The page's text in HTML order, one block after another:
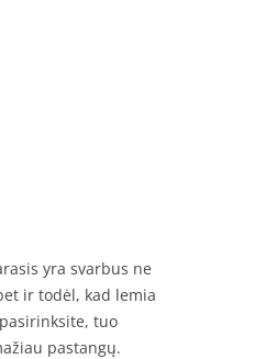
yra svarbus ne
ir todėl, kad lemia
tuo
pastangų.